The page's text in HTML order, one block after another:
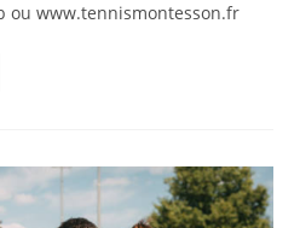
ou www.tennismontesson.fr
2027